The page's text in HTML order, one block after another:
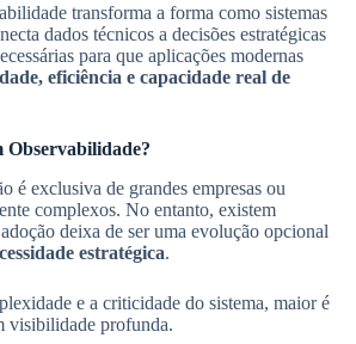
transforma a forma como sistemas
dados técnicos a decisões estratégicas
para que aplicações modernas
eficiência e capacidade real de
Observabilidade?
é exclusiva de grandes empresas ou
complexos. No entanto, existem
deixa de ser uma evolução opcional
estratégica.
e a criticidade do sistema, maior é
visibilidade profunda.